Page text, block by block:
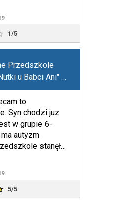
1/5
Przedszkole
u Babci Ani" w
to
Syn chodzi juz
w grupie 6-
autyzm
stanęło
5/5